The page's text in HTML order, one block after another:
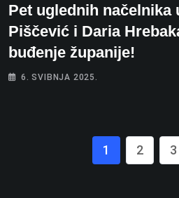
Pet uglednih načelnika
Piščević i Daria
buđenje županije!
6. SVIBNJA 2025.
1 2 3